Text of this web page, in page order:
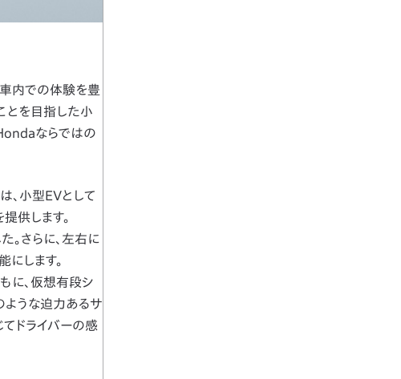
内での体験を豊
とを目指した小
ならではの
小型EVとして
供します。
。さらに、左右に
します。
に、仮想有段シ
ような迫力あるサ
てドライバーの感